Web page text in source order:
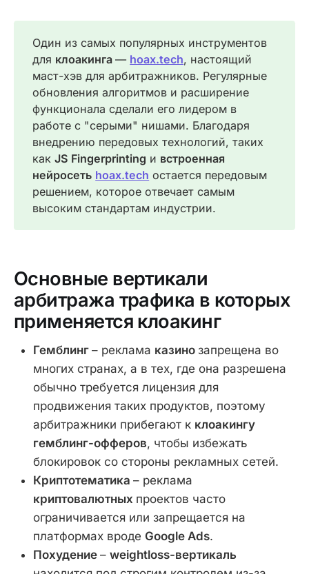
Один из самых популярных инструментов
для клоакинга — hoax.tech, настоящий
маст-хэв для арбитражников. Регулярные
обновления алгоритмов и расширение
функционала сделали его лидером в
работе с "серыми" нишами. Благодаря
внедрению передовых технологий, таких
какJS Fingerprinting и встроенная
нейросеть hoax.tech остается передовым
решением, которое отвечает самым
высоким стандартам индустрии.
Основные вертикали
арбитража трафика в которых
применяется клоакинг
Гемблинг – реклама казино запрещена во
многих странах, а в тех, где она разрешена
обычно требуется лицензия для
продвижения таких продуктов, поэтому
арбитражники прибегают к клоакингу
гемблинг-офферов, чтобы избежать
блокировок со стороны рекламных сетей.
Криптотематика – реклама
криптовалютных проектов часто
ограничивается или запрещается на
платформах вроде Google Ads.
Похудение – weightloss-вертикаль